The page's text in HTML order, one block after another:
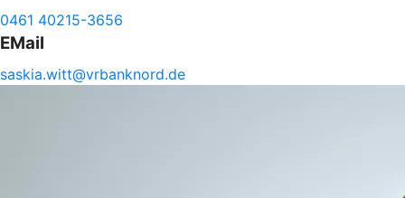
0461 40215-3656
EMail
saskia.witt@vrbanknord.de